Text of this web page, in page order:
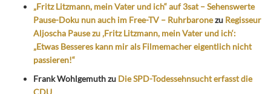
„Fritz Litzmann, mein Vater und ich“ auf 3sat – Sehenswerte
Pause-Doku nun auch im Free-TV – Ruhrbaronezu Regisseur
Aljoscha Pause zu ‚Fritz Litzmann, mein Vater und ich‘:
„Etwas Besseres kann mir als Filmemacher eigentlich nicht
passieren!“
Frank Wohlgemuthzu Die SPD-Todessehnsucht erfasst die
CDU